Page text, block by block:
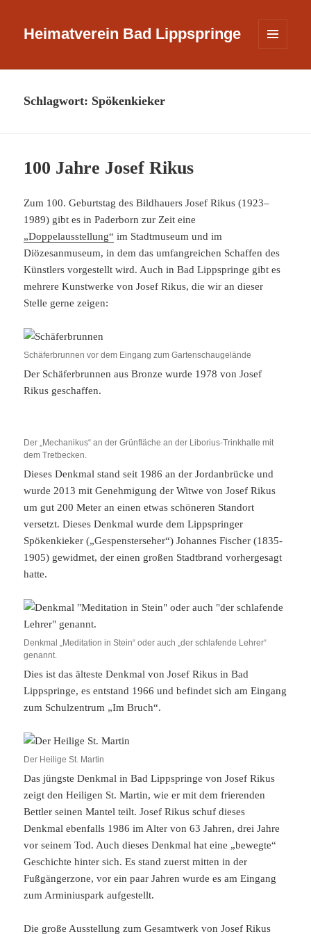
Heimatverein Bad Lippspringe
WIDGETS
Schlagwort: Spökenkieker
100 Jahre Josef Rikus
Zum 100. Geburtstag des Bildhauers Josef Rikus (1923–
1989) gibt es in Paderborn zur Zeit eine
„Doppelausstellung“ im Stadtmuseum und im
Diözesanmuseum, in dem das umfangreichen Schaffen des
Künstlers vorgestellt wird. Auch in Bad Lippspringe gibt es
mehrere Kunstwerke von Josef Rikus, die wir an dieser
Stelle gerne zeigen:
Schäferbrunnen vor dem Eingang zum Gartenschaugelände
Der Schäferbrunnen aus Bronze wurde 1978 von Josef
Rikus geschaffen.
Der „Mechanikus“ an der Grünfläche an der Liborius-Trinkhalle mit
dem Tretbecken.
Dieses Denkmal stand seit 1986 an der Jordanbrücke und
wurde 2013 mit Genehmigung der Witwe von Josef Rikus
um gut 200 Meter an einen etwas schöneren Standort
versetzt. Dieses Denkmal wurde dem Lippspringer
Spökenkieker („Gespensterseher“) Johannes Fischer (1835-
1905) gewidmet, der einen großen Stadtbrand vorhergesagt
hatte.
Denkmal „Meditation in Stein“ oder auch „der schlafende Lehrer“
genannt.
Dies ist das älteste Denkmal von Josef Rikus in Bad
Lippspringe, es entstand 1966 und befindet sich am Eingang
zum Schulzentrum „Im Bruch“.
Der Heilige St. Martin
Das jüngste Denkmal in Bad Lippspringe von Josef Rikus
zeigt den Heiligen St. Martin, wie er mit dem frierenden
Bettler seinen Mantel teilt. Josef Rikus schuf dieses
Denkmal ebenfalls 1986 im Alter von 63 Jahren, drei Jahre
vor seinem Tod. Auch dieses Denkmal hat eine „bewegte“
Geschichte hinter sich. Es stand zuerst mitten in der
Fußgängerzone, vor ein paar Jahren wurde es am Eingang
zum Arminiuspark aufgestellt.
Die große Ausstellung zum Gesamtwerk von Josef Rikus